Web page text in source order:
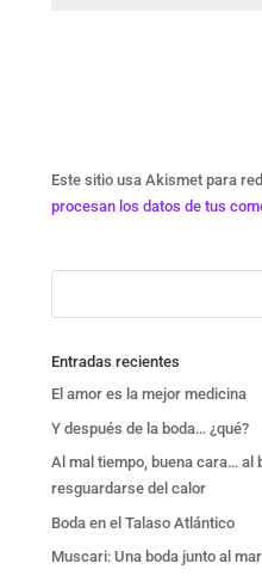
Este sitio usa Akismet para
procesan los datos de tus
Entradas recientes
El amor es la mejor medicina
Y después de la boda… ¿qué?
Al mal tiempo, buena cara… al
resguardarse del calor
Boda en el Talaso Atlántico
Muscari: Una boda junto al mar